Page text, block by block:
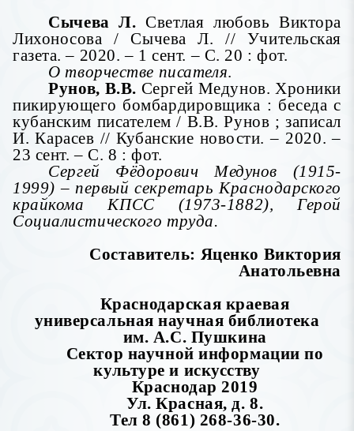
Сычева Л.Светлая любовь Виктора
Лихоносова / Сычева Л. // Учительская
газета. – 2020. – 1 сент. – С. 20 : фот.
О творчестве писателя.
Рунов, В.В. Сергей Медунов. Хроники
пикирующего бомбардировщика : беседа с
кубанским писателем / В.В. Рунов ; записал
И. Карасев // Кубанские новости. – 2020. –
23 сент. – С. 8 : фот.
Сергей Фёдорович Медунов (1915-
1999) – первый секретарь Краснодарского
крайкома КПСС (1973-1882), Герой
Социалистического труда.
Составитель: Яценко Виктория
Анатольевна
Краснодарская краевая
универсальная научная библиотека
им. А.С. Пушкина
Сектор научной информации по
культуре и искусству
Краснодар 2019
Ул. Красная, д. 8.
Тел 8 (861) 268-36-30.